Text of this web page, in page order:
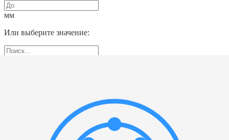
мм
Или выберите значение:
Или выберите значение: